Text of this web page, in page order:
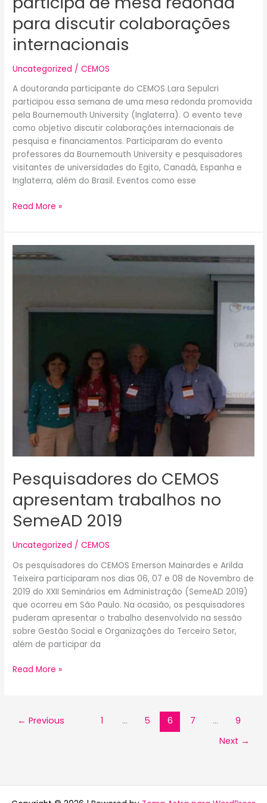
para discutir colaborações
internacionais
Uncategorized /CEMOS
A doutoranda participante do CEMOS Lara Sepulcri
participou essa semana de uma mesa redonda promovida
pela Bournemouth University (Inglaterra). O evento teve
como objetivo discutir colaborações internacionais de
pesquisa e financiamentos. Participaram do evento
professores da Bournemouth University e pesquisadores
visitantes de universidades do Egito, Canadá, Espanha e
Inglaterra, além do Brasil. Eventos como esse
Read More »
Pesquisadores do CEMOS
apresentam trabalhos no
SemeAD 2019
Uncategorized /CEMOS
Os pesquisadores do CEMOS Emerson Mainardes e Arilda
Teixeira participaram nos dias 06, 07 e 08 de Novembro de
2019 do XXII Seminários em Administração (SemeAD 2019)
que ocorreu em São Paulo. Na ocasião, os pesquisadores
puderam apresentar o trabalho desenvolvido na sessão
sobre Gestão Social e Organizações do Terceiro Setor,
além de participar da
Pesquisadores
do
Read More »
← Previous 1 … 5 6 7 …
9
Next →